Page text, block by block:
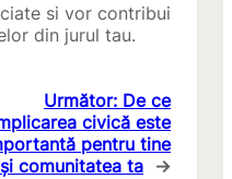
si vor contribui
din jurul tau.
Următor: De ce
civică este
pentru tine
și comunitatea ta →